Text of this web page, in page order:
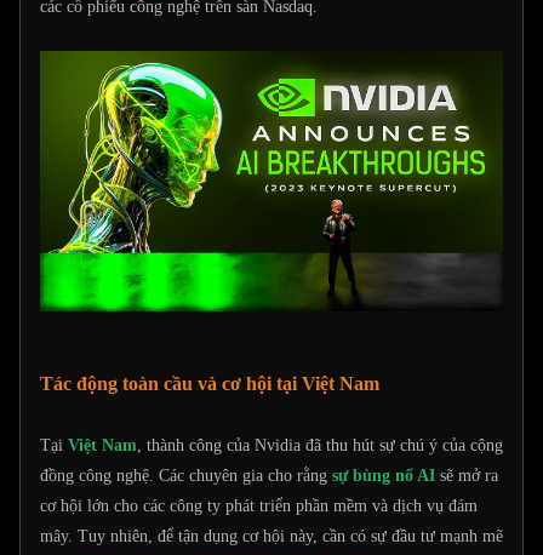
các cổ phiếu công nghệ trên sàn Nasdaq.
Tác động toàn cầu và cơ hội tại Việt Nam
Tại Việt Nam , thành công của Nvidia đã thu hút sự chú ý của cộng
đồng công nghệ. Các chuyên gia cho rằng sự bùng nổ AI sẽ mở ra
cơ hội lớn cho các công ty phát triển phần mềm và dịch vụ đám
mây. Tuy nhiên, để tận dụng cơ hội này, cần có sự đầu tư mạnh mẽ